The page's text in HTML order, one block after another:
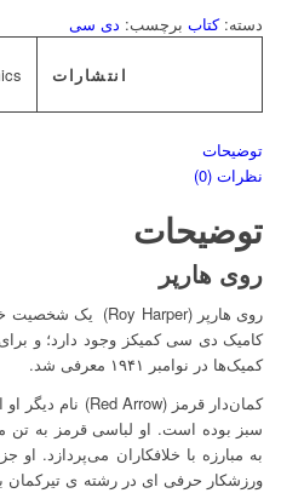
دسته:کتاب برچسب: دی سی
انتشارات
توضیحات
نظرات (0)
توضیحات
روی هارپر
روی هارپر (Roy Harper) یک شخصیت
کمیک‌ها در نوامبر ۱۹۴۱ معرفی شد.
کمان‌دار قرمز (Red Arrow) نام دیگر
سبز بوده است. او لباسی قرمز به تن
به مبارزه با خلافکاران می‌پردازد.
ورزشکار حرفی ای در رشته ی تیرکمان